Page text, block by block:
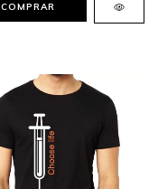
COMPRAR